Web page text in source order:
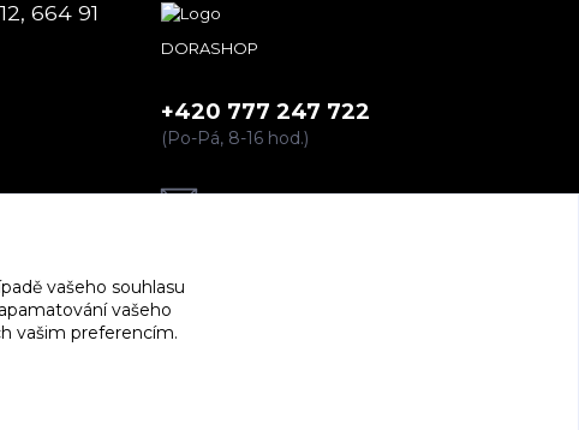
664 91
DORASHOP
+420 777 247 722
(Po-Pá, 8-16 hod.)
dorashopp@seznam.cz
vašeho souhlasu
vašeho
vašim preferencím.